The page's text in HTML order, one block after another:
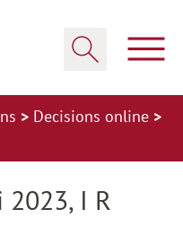
Decisions online
2023, I R